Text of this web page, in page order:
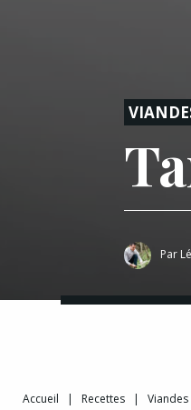
Par
Accueil | Recettes | Viandes